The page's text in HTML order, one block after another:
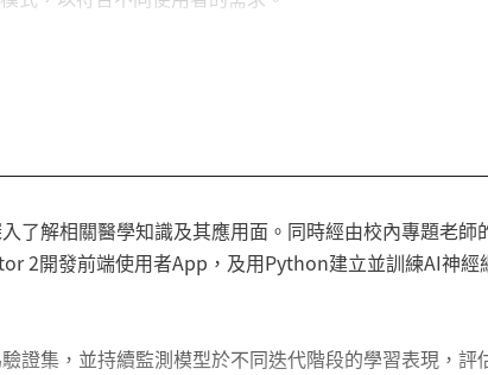
使用者，進入「一般民眾」模式，作為其長期自我監測
刀。
使用更加便利，且醫療價值與實用性更高，相信能帶
擴增資金，進行更深入的研究。
了解相關醫學知識及其應用面。同時經由校內專題老
2開發前端使用者App，及用Python建立並訓練AI神經
證集，並持續監測模型於不同迭代階段的學習表現，